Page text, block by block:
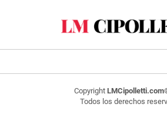
Copyright LMCipolletti.com
Todos los derechos